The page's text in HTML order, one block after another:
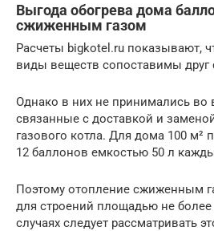
Выгода обогрева дома
сжиженным газом
Расчеты bigkotel.ru показывают,
виды веществ сопоставимы друг
Однако в них не принимались во
связанные с доставкой и
газового котла. Для дома 100 м²
12 баллонов емкостью 50 л
Поэтому отопление сжиженным
для строений площадью не
случаях следует рассматривать